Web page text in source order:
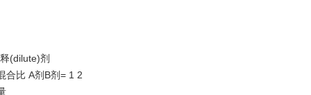
(dilute)剂
合比 A剂B剂= 1 2